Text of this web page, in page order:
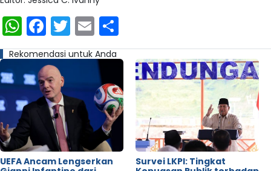
WhatsApp
Facebook
Twitter
Email
Rekomendasi untuk Anda
UEFA Ancam Lengserkan
Survei LKPI: Tingkat